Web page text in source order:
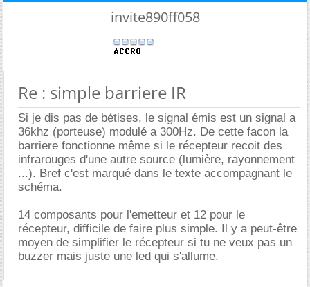
invite890ff058
Re : simple barriere IR
Si je dis pas de bétises, le signal émis est un signal a
36khz (porteuse) modulé a 300Hz. De cette facon la
barriere fonctionne même si le récepteur recoit des
infrarouges d'une autre source (lumière, rayonnement
...). Bref c'est marqué dans le texte accompagnant le
schéma.
14 composants pour l'emetteur et 12 pour le
récepteur, difficile de faire plus simple. Il y a peut-être
moyen de simplifier le récepteur si tu ne veux pas un
buzzer mais juste une led qui s'allume.